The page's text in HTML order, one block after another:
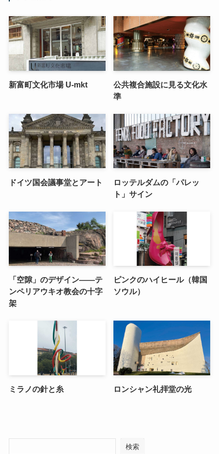
新富町文化市場 U-mkt
公共複合施設に見る文化水
準
ドイツ国会議事堂とアート
ロッテルダムの「パレッ
ト」サイン
「空隙」のデザイン――テ
ンペリアウキオ教会の十字
架
ピンクのハイヒール（韓国
ソウル）
ミラノの針と糸 ロンシャン礼拝堂の光
検索